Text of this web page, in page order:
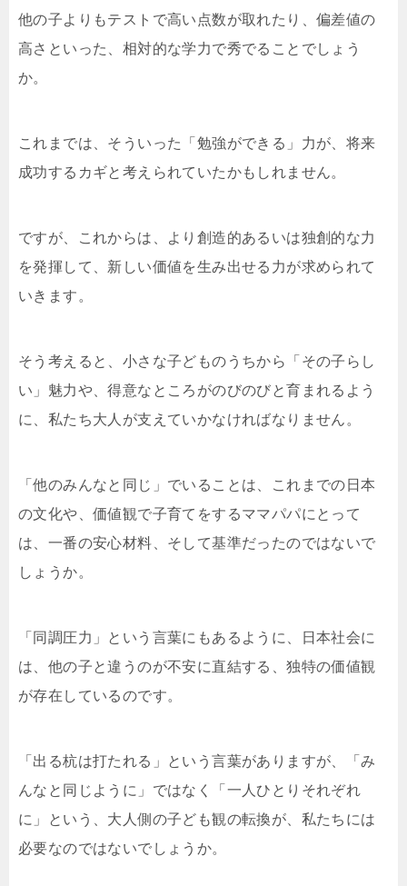
他の子よりもテストで高い点数が取れたり、偏差値の
高さといった、相対的な学力で秀でることでしょう
か。
これまでは、そういった「勉強ができる」力が、将来
成功するカギと考えられていたかもしれません。
ですが、これからは、より創造的あるいは独創的な力
を発揮して、新しい価値を生み出せる力が求められて
いきます。
そう考えると、小さな子どものうちから「その子らし
い」魅力や、得意なところがのびのびと育まれるよう
に、私たち大人が支えていかなければなりません。
「他のみんなと同じ」でいることは、これまでの日本
の文化や、価値観で子育てをするママパパにとって
は、一番の安心材料、そして基準だったのではないで
しょうか。
「同調圧力」という言葉にもあるように、日本社会に
は、他の子と違うのが不安に直結する、独特の価値観
が存在しているのです。
「出る杭は打たれる」という言葉がありますが、「み
んなと同じように」ではなく「一人ひとりそれぞれ
に」という、大人側の子ども観の転換が、私たちには
必要なのではないでしょうか。